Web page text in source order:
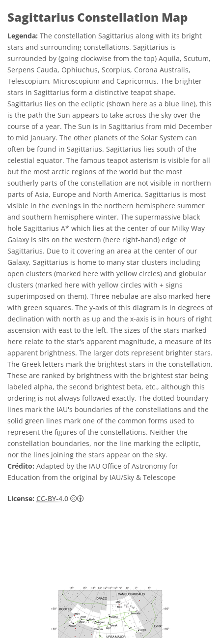
Sagittarius Constellation Map
Legenda: The constellation Sagittarius along with its bright
stars and surrounding constellations. Sagittarius is
surrounded by (going clockwise from the top) Aquila, Scutum,
Serpens Cauda, Ophiuchus, Scorpius, Corona Australis,
Telescopium, Microscopium and Capricornus. The brighter
stars in Sagittarius form a distinctive teapot shape.
Sagittarius lies on the ecliptic (shown here as a blue line), this
is the path the Sun appears to take across the sky over the
course of a year. The Sun is in Sagittarius from mid December
to mid January. The other planets of the Solar System can
often be found in Sagittarius. Sagittarius lies south of the
celestial equator. The famous teapot asterism is visible for all
but the most arctic regions of the world but the most
southerly parts of the constellation are not visible in northern
parts of Asia, Europe and North America. Sagittarius is most
visible in the evenings in the northern hemisphere summer
and southern hemisphere winter. The supermassive black
hole Sagittarius A* which lies at the center of our Milky Way
Galaxy is sits on the western (here right-hand) edge of
Sagittarius. Due to it covering an area at the center of our
Galaxy, Sagittarius is home to many star clusters including
open clusters (marked here with yellow circles) and globular
clusters (marked here with yellow circles with + signs
superimposed on them). Three nebulae are also marked here
with green squares. The y-axis of this diagram is in degrees of
declination with north as up and the x-axis is in hours of right
ascension with east to the left. The sizes of the stars marked
here relate to the star's apparent magnitude, a measure of its
apparent brightness. The larger dots represent brighter stars.
The Greek letters mark the brightest stars in the constellation.
These are ranked by brightness with the brightest star being
labeled alpha, the second brightest beta, etc., although this
ordering is not always followed exactly. The dotted boundary
lines mark the IAU's boundaries of the constellations and the
solid green lines mark one of the common forms used to
represent the figures of the constellations. Neither the
constellation boundaries, nor the line marking the ecliptic,
nor the lines joining the stars appear on the sky.
Crédito: Adapted by the IAU Office of Astronomy for
Education from the original by IAU/Sky & Telescope
License: CC-BY-4.0 Creative Commons Attribution 4.0